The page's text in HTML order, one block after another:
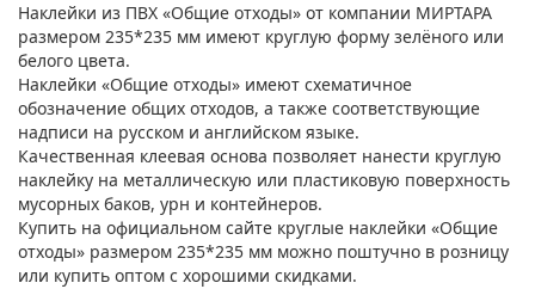
Наклейки из ПВХ «Общие отходы» от компании МИРТАРА
размером 235*235 мм имеют круглую форму зелёного или
белого цвета.
Наклейки «Общие отходы» имеют схематичное
обозначение общих отходов, а также соответствующие
надписи на русском и английском языке.
Качественная клеевая основа позволяет нанести круглую
наклейку на металлическую или пластиковую поверхность
мусорных баков, урн и контейнеров.
Купить на официальном сайте круглые наклейки «Общие
отходы» размером 235*235 мм можно поштучно в розницу
или купить оптом с хорошими скидками.